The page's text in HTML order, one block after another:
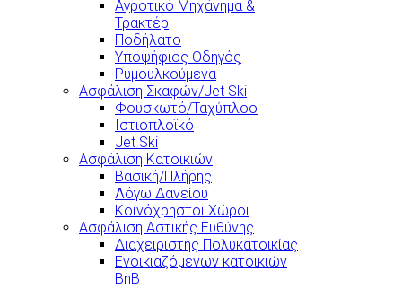
Αγροτικό Μηχάνημα &
Τρακτέρ
Ποδήλατο
Υποψήφιος Οδηγός
Ρυμουλκούμενα
Ασφάλιση Σκαφών/Jet Ski
Φουσκωτό/Ταχύπλοο
Ιστιοπλοϊκό
Jet Ski
Ασφάλιση Κατοικιών
Βασική/Πλήρης
Λόγω Δανείου
Κοινόχρηστοι Χώροι
Ασφάλιση Αστικής Ευθύνης
Διαχειριστής Πολυκατοικίας
Ενοικιαζόμενων κατοικιών
BnB